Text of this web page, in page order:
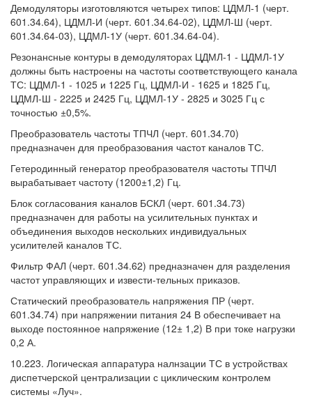
Демодуляторы изготовляются четырех типов: ЦДМЛ-1 (черт.
601.34.64), ЦДМЛ-И (черт. 601.34.64-02), ЦДМЛ-Ш (черт.
601.34.64-03), ЦДМЛ-1У (черт. 601.34.64-04).
Резонансные контуры в демодуляторах ЦДМЛ-1 - ЦДМЛ-1У
должны быть настроены на частоты соответствующего канала
ТС: ЦДМЛ-1 - 1025 и 1225 Гц, ЦДМЛ-И - 1625 и 1825 Гц,
ЦДМЛ-Ш - 2225 и 2425 Гц, ЦДМЛ-1У - 2825 и 3025 Гц с
точностью ±0,5%.
Преобразователь частоты ТПЧЛ (черт. 601.34.70)
предназначен для преобразования частот каналов ТС.
Гетеродинный генератор преобразователя частоты ТПЧЛ
вырабатывает частоту (1200±1,2) Гц.
Блок согласования каналов БСКЛ (черт. 601.34.73)
предназначен для работы на усилительных пунктах и
объединения выходов нескольких индивидуальных
усилителей каналов ТС.
Фильтр ФАЛ (черт. 601.34.62) предназначен для разделения
частот управляющих и извести-тельных приказов.
Статический преобразователь напряжения ПР (черт.
601.34.74) при напряжении питания 24 В обеспечивает на
выходе постоянное напряжение (12± 1,2) В при токе нагрузки
0,2 А.
10.223. Логическая аппаратура налнзации ТС в устройствах
диспетчерской централизации с циклическим контролем
системы «Луч».